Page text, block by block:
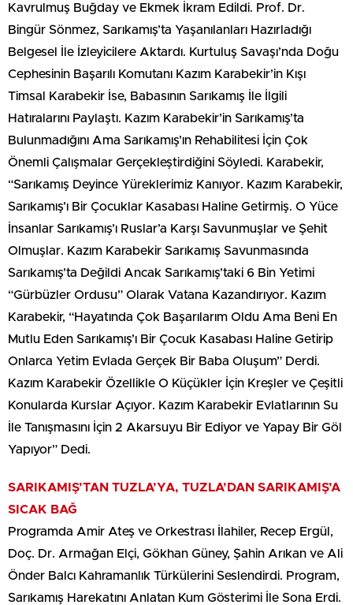
Kavrulmuş Buğday ve Ekmek İkram Edildi. Prof. Dr.
Bingür Sönmez, Sarıkamış’ta Yaşanılanları Hazırladığı
Belgesel İle İzleyicilere Aktardı. Kurtuluş Savaşı’nda Doğu
Cephesinin Başarılı Komutanı Kazım Karabekir’in Kışı
Timsal Karabekir İse, Babasının Sarıkamış İle İlgili
Hatıralarını Paylaştı. Kazım Karabekir’in Sarıkamış’ta
Bulunmadığını Ama Sarıkamış’ın Rehabilitesi İçin Çok
Önemli Çalışmalar Gerçekleştirdiğini Söyledi. Karabekir,
“Sarıkamış Deyince Yüreklerimiz Kanıyor. Kazım Karabekir,
Sarıkamış’ı Bir Çocuklar Kasabası Haline Getirmiş. O Yüce
İnsanlar Sarıkamış’ı Ruslar’a Karşı Savunmuşlar ve Şehit
Olmuşlar. Kazım Karabekir Sarıkamış Savunmasında
Sarıkamış’ta Değildi Ancak Sarıkamış’taki 6 Bin Yetimi
“Gürbüzler Ordusu” Olarak Vatana Kazandırıyor. Kazım
Karabekir, “Hayatında Çok Başarılarım Oldu Ama Beni En
Mutlu Eden Sarıkamış’ı Bir Çocuk Kasabası Haline Getirip
Onlarca Yetim Evlada Gerçek Bir Baba Oluşum” Derdi.
Kazım Karabekir Özellikle O Küçükler İçin Kreşler ve Çeşitli
Konularda Kurslar Açıyor. Kazım Karabekir Evlatlarının Su
İle Tanışmasını İçin 2 Akarsuyu Bir Ediyor ve Yapay Bir Göl
Yapıyor” Dedi.
SARIKAMIŞ’TAN TUZLA’YA, TUZLA’DAN SARIKAMIŞ’A
SICAK BAĞ
Programda Amir Ateş ve Orkestrası İlahiler, Recep Ergül,
Doç. Dr. Armağan Elçi, Gökhan Güney, Şahin Arıkan ve Ali
Önder Balcı Kahramanlık Türkülerini Seslendirdi. Program,
Sarıkamış Harekatını Anlatan Kum Gösterimi İle Sona Erdi.